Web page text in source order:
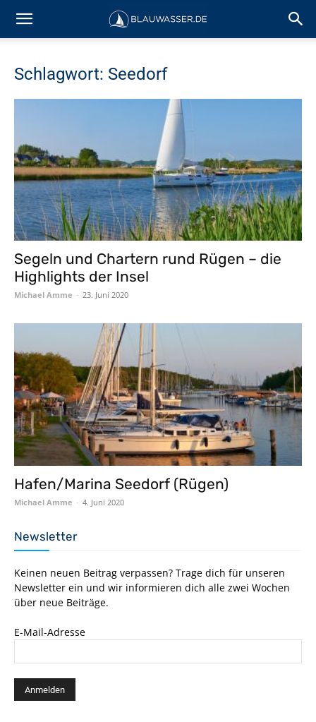
Schlagwort: Seedorf
Segeln und Chartern rund Rügen – die
Highlights der Insel
Michael Amme - 23. Juni 2020
Hafen/Marina Seedorf (Rügen)
Michael Amme - 4. Juni 2020
Newsletter
Keinen neuen Beitrag verpassen? Trage dich für unseren
Newsletter ein und wir informieren dich alle zwei Wochen
über neue Beiträge.
E-Mail-Adresse